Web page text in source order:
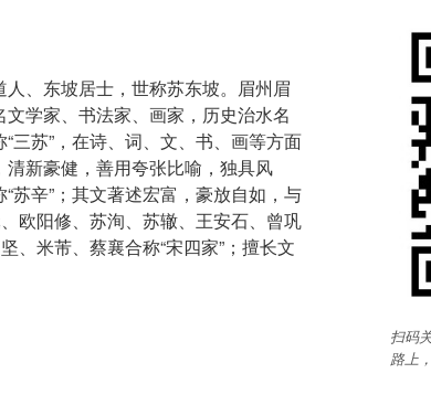
、东坡居士，世称苏东坡。眉州眉
学家、书法家、画家，历史治水名
三苏”，在诗、词、文、书、画等方面
新豪健，善用夸张比喻，独具风
苏辛”；其文著述宏富，豪放自如，与
欧阳修、苏洵、苏辙、王安石、曾巩
、米芾、蔡襄合称“宋四家”；擅长文
扫码
路上